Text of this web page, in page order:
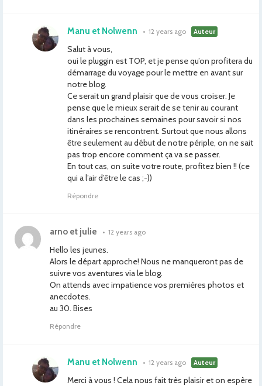
Manu et Nolwenn • 12 years ago Auteur
Salut à vous,
oui le pluggin est TOP, et je pense qu’on profitera du
démarrage du voyage pour le mettre en avant sur
notre blog.
Ce serait un grand plaisir que de vous croiser. Je
pense que le mieux serait de se tenir au courant
dans les prochaines semaines pour savoir si nos
itinéraires se rencontrent. Surtout que nous allons
être seulement au début de notre périple, on ne sait
pas trop encore comment ça va se passer.
En tout cas, on suite votre route, profitez bien !! (ce
qui a l’air d’être le cas ;-))
Répondre
arno et julie • 12 years ago
Hello les jeunes.
Alors le départ approche! Nous ne manqueront pas de
suivre vos aventures via le blog.
On attends avec impatience vos premières photos et
anecdotes.
au 30. Bises
Répondre
Manu et Nolwenn • 12 years ago Auteur
Merci à vous ! Cela nous fait très plaisir et on espère